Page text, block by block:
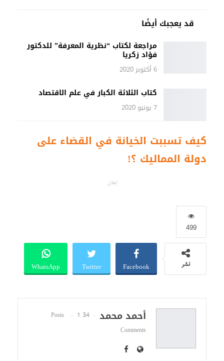
قد يعجبك أيضًا
مراجعة لكتاب “نظرية المعرفة” للدكتور
فؤاد زكريا
6 أكتوبر 2020
كتاب الثلاثة الكبار في علم الاقتصاد
7 يونيو 2020
كيف تسببت الخيانة في القضاء على
دولة المماليك ؟!
إعلان
499
نشر Facebook
Twitter
WhatsApp
أحمد محمد 34 Posts
1
Comments